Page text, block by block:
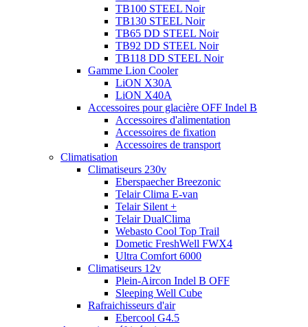
TB100 STEEL Noir
TB130 STEEL Noir
TB65 DD STEEL Noir
TB92 DD STEEL Noir
TB118 DD STEEL Noir
Gamme Lion Cooler
LiON X30A
LiON X40A
Accessoires pour glacière OFF Indel B
Accessoires d'alimentation
Accessoires de fixation
Accessoires de transport
Climatisation
Climatiseurs 230v
Eberspaecher Breezonic
Telair Clima E-van
Telair Silent +
Telair DualClima
Webasto Cool Top Trail
Dometic FreshWell FWX4
Ultra Comfort 6000
Climatiseurs 12v
Plein-Aircon Indel B OFF
Sleeping Well Cube
Rafraichisseurs d'air
Ebercool G4.5